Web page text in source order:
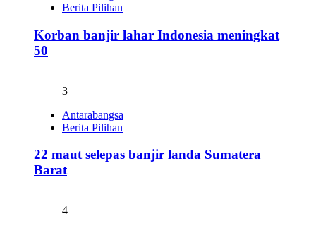
Berita Pilihan
Korban banjir lahar Indonesia meningkat
50
3
Antarabangsa
Berita Pilihan
22 maut selepas banjir landa Sumatera
Barat
4